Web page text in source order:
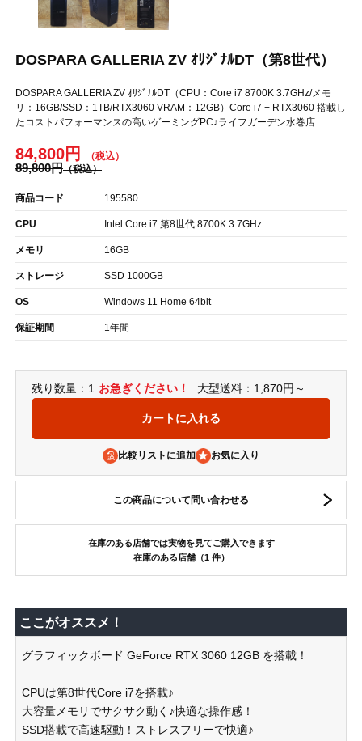
DOSPARA GALLERIA ZV ｵﾘｼﾞﾅﾙDT（第8世代）
DOSPARA GALLERIA ZV ｵﾘｼﾞﾅﾙDT（CPU：Core i7 8700K 3.7GHz/メモ
リ：16GB/SSD：1TB/RTX3060 VRAM：12GB）Core i7 + RTX3060 搭載し
たコストパフォーマンスの高いゲーミングPC♪ライフガーデン水巻店
84,800円
89,800円
商品コード 195580
CPU Intel Core i7 第8世代 8700K 3.7GHz
メモリ 16GB
ストレージ SSD 1000GB
OS Windows 11 Home 64bit
保証期間 1年間
残り数量：1 お急ぎください！ 大型送料：1,870円～
比較リストに追加
この商品について問い合わせる
在庫のある店舗では実物を見てご購入できます
在庫のある店舗（1 件）
ここがオススメ！
グラフィックボード GeForce RTX 3060 12GB を搭載！
CPUは第8世代Core i7を搭載♪
大容量メモリでサクサク動く♪快適な操作感！
SSD搭載で高速駆動！ストレスフリーで快適♪